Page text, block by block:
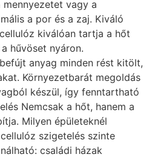
mennyezetet vagy a
a por és a zaj. Kiváló
kiválóan tartja a hőt
hűvöset nyáron.
anyag minden rést kitölt,
Környezetbarát megoldás
készül, így fenntartható
Nemcsak a hőt, hanem a
Milyen épületeknél
szigetelés szinte
családi házak